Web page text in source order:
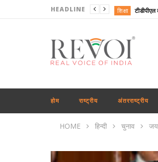
HEADLINE शिक्षा
राष्ट्रीय
शिक्षा
राष्ट्रीय
महाराष्ट्र
राष्ट्रीय
राज्य
होम राष्ट्रीय अंतरराष्ट्रीय
HOME हिन्दी चुनाव